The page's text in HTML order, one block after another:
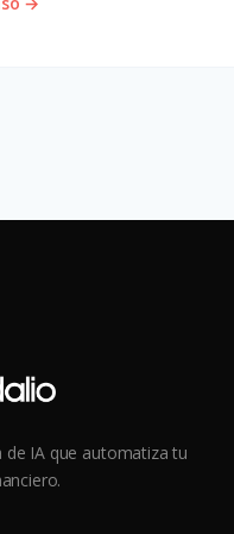
de IA que automatiza tu